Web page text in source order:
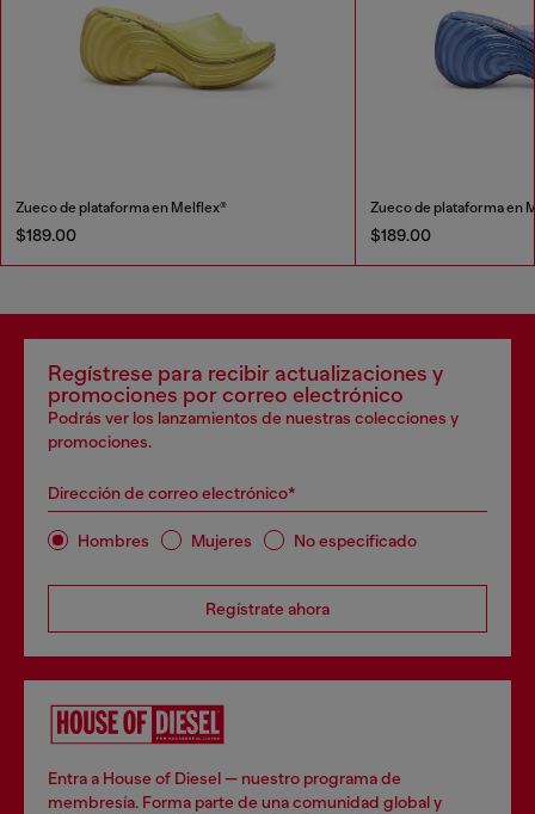
Zueco de plataforma en Melflex®
$189.00
Zueco de plataforma en
$189.00
Regístrese para recibir actualizaciones y
promociones por correo electrónico
Podrás ver los lanzamientos de nuestras colecciones y
promociones.
Dirección de correo electrónico*
Hombres Mujeres No especificado
Regístrate ahora
Entra a House of Diesel — nuestro programa de
membresía. Forma parte de una comunidad global y